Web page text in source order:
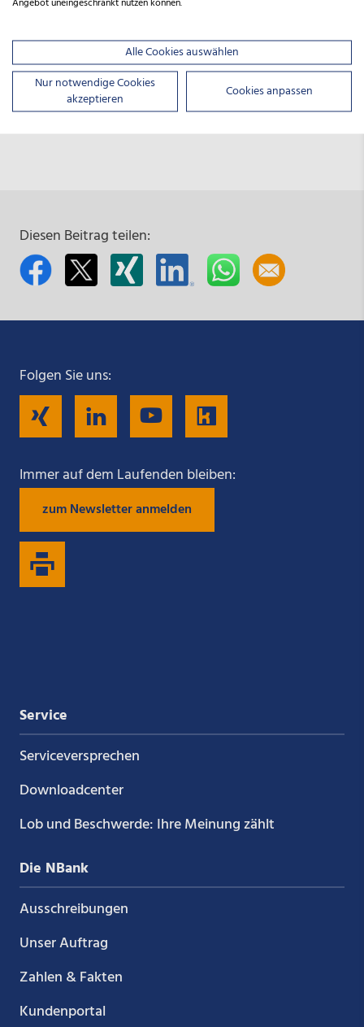
beratung@nbank.de
0511 30031-9333
Diesen Beitrag teilen:
Folgen Sie uns:
Folgen
Sie
uns
auf
Folgen
Sie
uns
Folgen
Sie
uns
Sie
Immer auf dem Laufenden bleiben:
zum Newsletter anmelden
Service
Service­versprechen
Downloadcenter
Lob und Beschwerde: Ihre Meinung zählt
Die NBank
Ausschreibungen
Unser Auftrag
Zahlen & Fakten
Kundenportal
Alle Cookies auswählen
Nur notwendige Cookies
akzeptieren
Cookies anpassen